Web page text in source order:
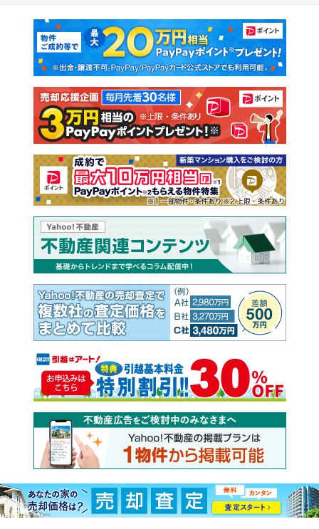
新築マンション 中古マンション
新築一戸建て 中古一戸建て
注文住宅 土地
売却査定
マンションカタログ 教えて！住まいの先生